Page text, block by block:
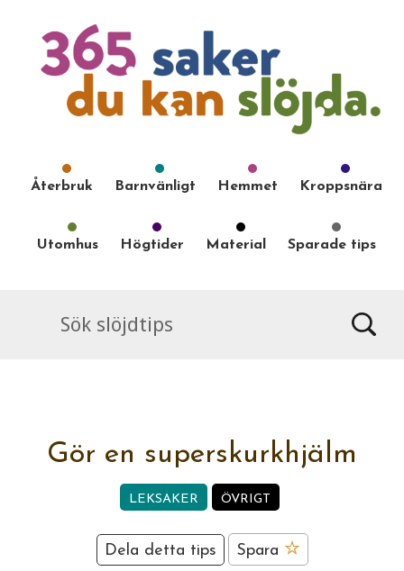
Återbruk Barnvänligt Hemmet Kroppsnära
Utomhus Högtider Material Sparade tips
Gör en superskurkhjälm
LEKSAKER ÖVRIGT
Dela detta tips Spara